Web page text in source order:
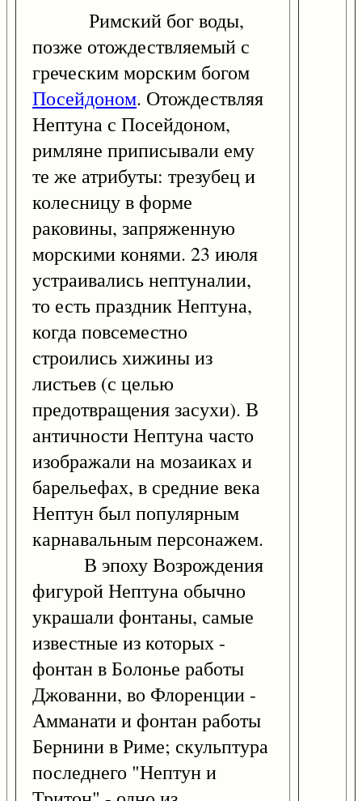
Римский бог воды,
позже отождествляемый с
греческим морским богом
Посейдоном. Отождествляя
Нептуна с Посейдоном,
римляне приписывали ему
те же атрибуты: трезубец и
колесницу в форме
раковины, запряженную
морскими конями. 23 июля
устраивались нептуналии,
то есть праздник Нептуна,
когда повсеместно
строились хижины из
листьев (с целью
предотвращения засухи). В
античности Нептуна часто
изображали на мозаиках и
барельефах, в средние века
Нептун был популярным
карнавальным персонажем.
В эпоху Возрождения
фигурой Нептуна обычно
украшали фонтаны, самые
известные из которых -
фонтан в Болонье работы
Джованни, во Флоренции -
Амманати и фонтан работы
Бернини в Риме; скульптура
последнего "Нептун и